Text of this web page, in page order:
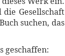
Gesellschaft
suchen, das
geschaffen: